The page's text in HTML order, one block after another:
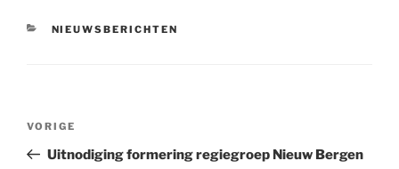
CATEGORIEËN
NIEUWSBERICHTEN
Vorig
bericht
VORIGE
Uitnodiging formering regiegroep Nieuw Bergen